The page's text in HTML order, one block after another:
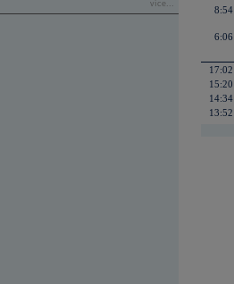
více...
8:54
6:06
17:02
15:20
14:34
13:52